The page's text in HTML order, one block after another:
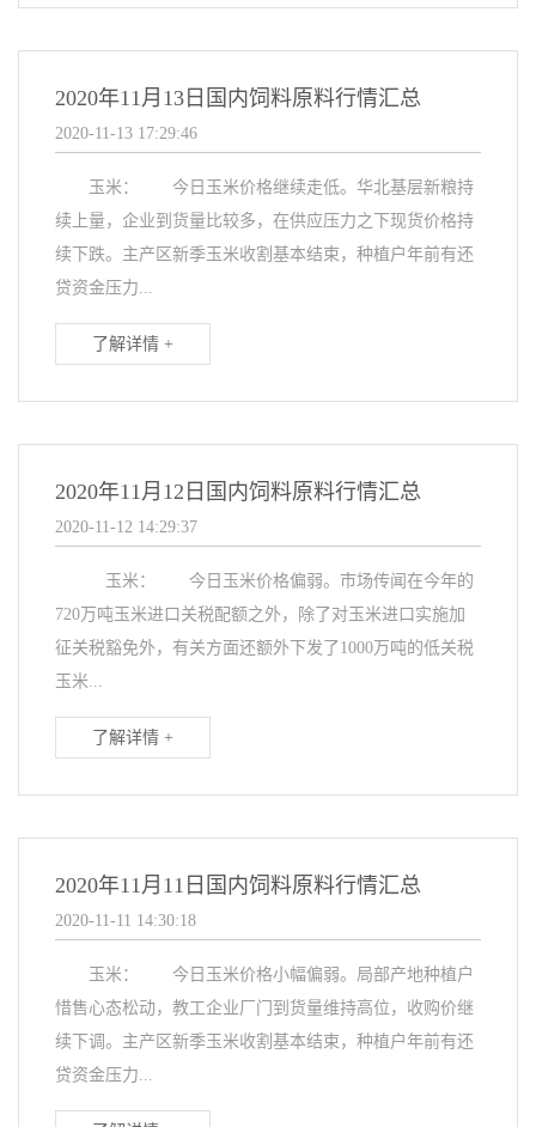
2020年11月13日国内饲料原料行情汇总
2020-11-13 17:29:46
玉米： 今日玉米价格继续走低。华北基层新粮持
续上量，企业到货量比较多，在供应压力之下现货价格持
续下跌。主产区新季玉米收割基本结束，种植户年前有还
贷资金压力...
了解详情 +
2020年11月12日国内饲料原料行情汇总
2020-11-12 14:29:37
玉米： 今日玉米价格偏弱。市场传闻在今年的
720万吨玉米进口关税配额之外，除了对玉米进口实施加
征关税豁免外，有关方面还额外下发了1000万吨的低关税
玉米...
了解详情 +
2020年11月11日国内饲料原料行情汇总
2020-11-11 14:30:18
玉米： 今日玉米价格小幅偏弱。局部产地种植户
惜售心态松动，教工企业厂门到货量维持高位，收购价继
续下调。主产区新季玉米收割基本结束，种植户年前有还
贷资金压力...